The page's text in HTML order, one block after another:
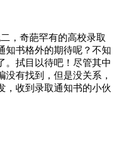
，奇葩罕有的高校录取
知书格外的期待呢？不知
。拭目以待吧！尽管其中
有找到，但是没关系，
，收到录取通知书的小伙